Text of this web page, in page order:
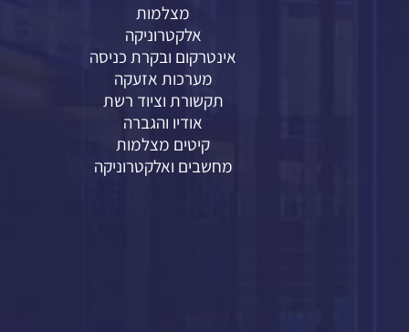
מצלמות
אלקטרוניקה
אינטרקום ובקרת כניסה
מערכות אזעקה
תקשורת וציוד רשת
אודיו והגברה
קיטים מצלמות
מחשבים ואלקטרוניקה